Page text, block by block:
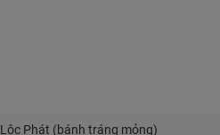
Phát (bánh tráng mỏng)